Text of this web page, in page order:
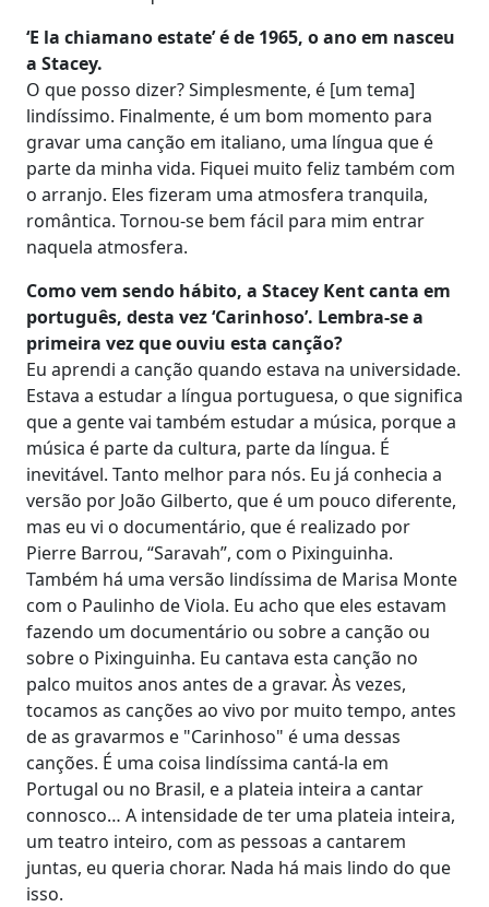
‘E la chiamano estate’ é de 1965, o ano em nasceu
a Stacey.
O que posso dizer? Simplesmente, é [um tema]
lindíssimo. Finalmente, é um bom momento para
gravar uma canção em italiano, uma língua que é
parte da minha vida. Fiquei muito feliz também com
o arranjo. Eles fizeram uma atmosfera tranquila,
romântica. Tornou-se bem fácil para mim entrar
naquela atmosfera.
Como vem sendo hábito, a Stacey Kent canta em
português, desta vez ‘Carinhoso’. Lembra-se a
primeira vez que ouviu esta canção?
Eu aprendi a canção quando estava na universidade.
Estava a estudar a língua portuguesa, o que significa
que a gente vai também estudar a música, porque a
música é parte da cultura, parte da língua. É
inevitável. Tanto melhor para nós. Eu já conhecia a
versão por João Gilberto, que é um pouco diferente,
mas eu vi o documentário, que é realizado por
Pierre Barrou, “Saravah”, com o Pixinguinha.
Também há uma versão lindíssima de Marisa Monte
com o Paulinho de Viola. Eu acho que eles estavam
fazendo um documentário ou sobre a canção ou
sobre o Pixinguinha. Eu cantava esta canção no
palco muitos anos antes de a gravar. Às vezes,
tocamos as canções ao vivo por muito tempo, antes
de as gravarmos e "Carinhoso" é uma dessas
canções. É uma coisa lindíssima cantá-la em
Portugal ou no Brasil, e a plateia inteira a cantar
connosco… A intensidade de ter uma plateia inteira,
um teatro inteiro, com as pessoas a cantarem
juntas, eu queria chorar. Nada há mais lindo do que
isso.